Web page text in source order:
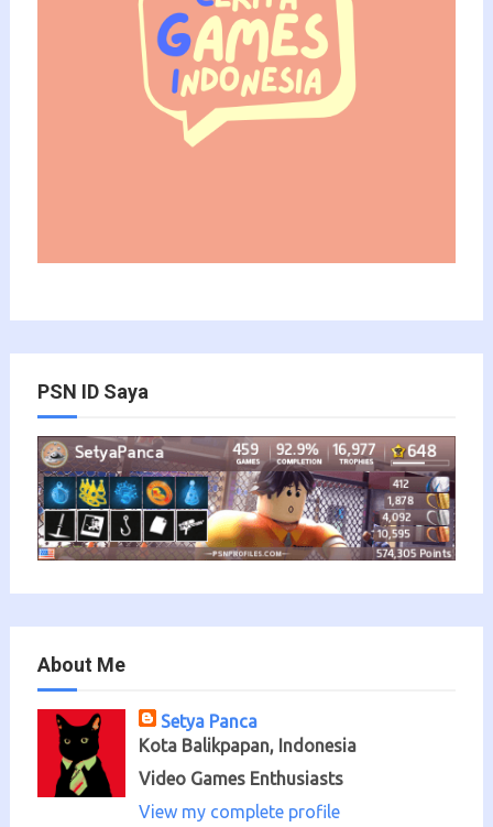
PSN ID Saya
About Me
Setya Panca
Kota Balikpapan, Indonesia
Video Games Enthusiasts
View my complete profile